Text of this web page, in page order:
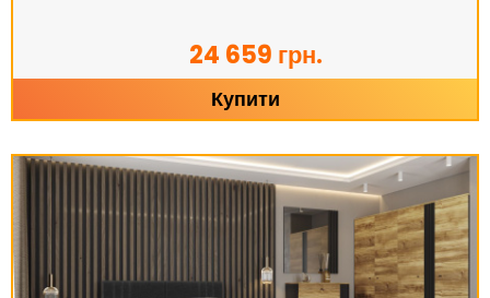
24 659 грн.
Купити